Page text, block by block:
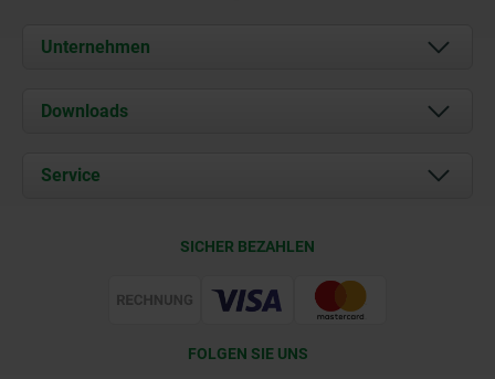
Unternehmen
Über uns
Karriere
Downloads
Dokumente
Service
Web Support
SICHER BEZAHLEN
FOLGEN SIE UNS